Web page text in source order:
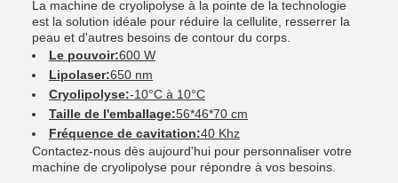
La machine de cryolipolyse à la pointe de la technologie
est la solution idéale pour réduire la cellulite, resserrer la
peau et d'autres besoins de contour du corps.
Le pouvoir:600 W
Lipolaser:650 nm
Cryolipolyse:-10°C à 10°C
Taille de l'emballage:56*46*70 cm
Fréquence de cavitation:40 Khz
Contactez-nous dès aujourd'hui pour personnaliser votre
machine de cryolipolyse pour répondre à vos besoins.